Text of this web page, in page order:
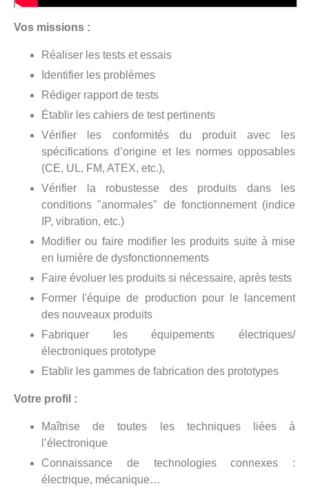
Vos missions :
Réaliser les tests et essais
Identifier les problèmes
Rédiger rapport de tests
Établir les cahiers de test pertinents
Vérifier les conformités du produit avec les
spécifications d’origine et les normes opposables
(CE, UL, FM, ATEX, etc.),
Vérifier la robustesse des produits dans les
conditions "anormales" de fonctionnement (indice
IP, vibration, etc.)
Modifier ou faire modifier les produits suite à mise
en lumière de dysfonctionnements
Faire évoluer les produits si nécessaire, après tests
Former l'équipe de production pour le lancement
des nouveaux produits
Fabriquer les équipements électriques/
électroniques prototype
Etablir les gammes de fabrication des prototypes
Votre profil :
Maîtrise de toutes les techniques liées à
l’électronique
Connaissance de technologies connexes :
électrique, mécanique…